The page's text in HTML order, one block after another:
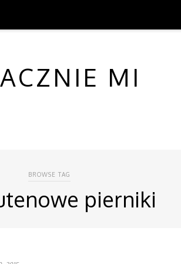
MI
BROWSE TAG
pierniki